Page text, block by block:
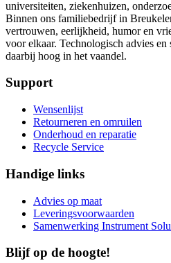
universiteiten, ziekenhuizen,
Binnen ons familiebedrijf in
vertrouwen, eerlijkheid, humor en
voor elkaar. Technologisch advies en
daarbij hoog in het vaandel.
Support
Wensenlijst
Retourneren en omruilen
Onderhoud en reparatie
Recycle Service
Handige links
Advies op maat
Leveringsvoorwaarden
Samenwerking Instrument
Blijf op de hoogte!